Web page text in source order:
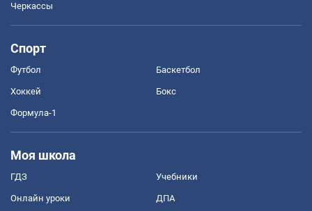
Черкассы
Спорт
Футбол Баскетбол
Хоккей Бокс
Формула-1
Моя школа
ГДЗ Учебники
Онлайн уроки ДПА